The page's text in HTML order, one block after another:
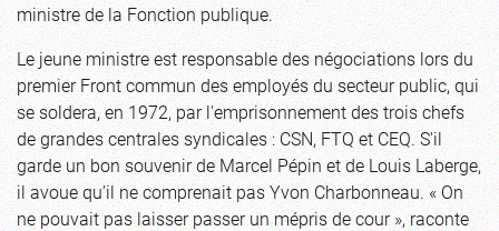
ministre de la Fonction publique.
Le jeune ministre est responsable des négociations lors du
premier Front commun des employés du secteur public, qui
se soldera, en 1972, par l'emprisonnement des trois chefs
de grandes centrales syndicales : CSN, FTQ et CEQ. S'il
garde un bon souvenir de Marcel Pépin et de Louis Laberge,
il avoue qu’il ne comprenait pas Yvon Charbonneau. « On
ne pouvait pas laisser passer un mépris de cour », raconte